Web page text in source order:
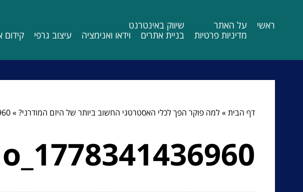
ראשי
על האתר
מדיניות פרטיות
שיווק באינטרנט
בניית אתרים
וידאו ואנימציה עיצוב גרפי קידום
דף הבית»למה פוקר הפך לכלי האסטרטגי החשוב ביותר של היזם המודרני?»